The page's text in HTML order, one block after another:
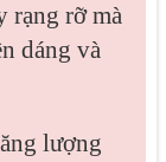
rạng rỡ mà
dáng và
lượng